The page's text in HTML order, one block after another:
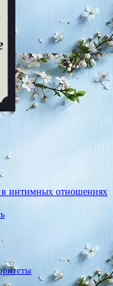
в интимных отношениях